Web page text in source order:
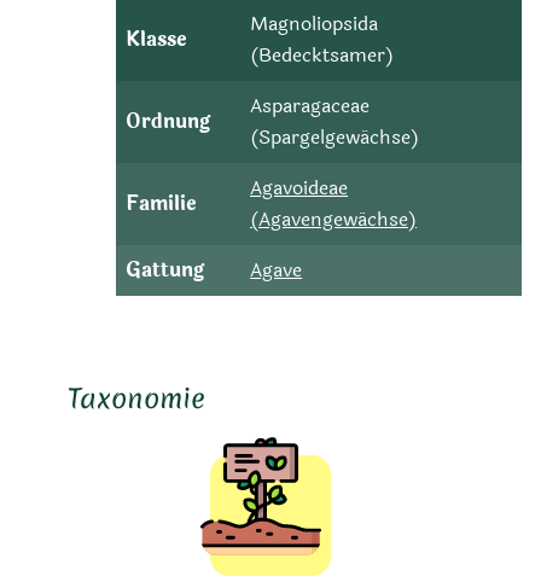
Klasse
Magnoliopsida
(Bedecktsamer)
Ordnung
Asparagaceae
(Spargelgewächse)
Familie
Agavoideae
(Agavengewächse)
Gattung
Agave
Taxonomie